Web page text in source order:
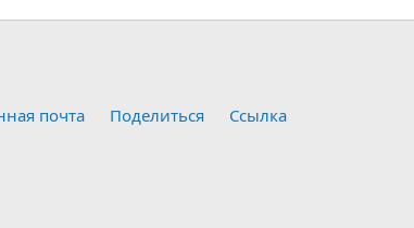
почта Поделиться Ссылка